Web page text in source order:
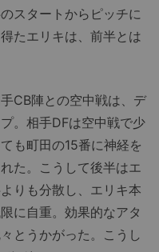
スタートからピッチに
たエリキは、前半とは
CB陣との空中戦は、デ
。相手DFは空中戦で少
も町田の15番に神経を
た。こうして後半はエ
りも分散し、エリキ本
に自重。効果的なアタ
とうかがった。こうし